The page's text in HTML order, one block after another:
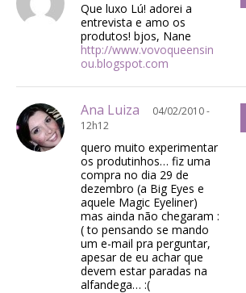
Que luxo Lú! adorei a
entrevista e amo os
produtos! bjos, Nane
http://www.vovoqueensin
ou.blogspot.com
Ana Luiza
04/02/2010 -
12h12
quero muito experimentar
os produtinhos… fiz uma
compra no dia 29 de
dezembro (a Big Eyes e
aquele Magic Eyeliner)
mas ainda não chegaram :
( to pensando se mando
um e-mail pra perguntar,
apesar de eu achar que
devem estar paradas na
alfandega… :(